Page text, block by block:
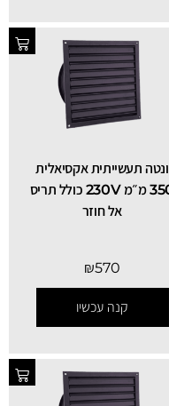
ונטה תעשייתית אקסיאלית
350 מ״מ 230V כולל תריס
אל חוזר
₪570
קנה עכשיו